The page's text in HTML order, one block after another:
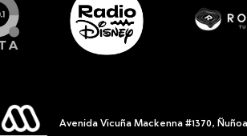
Avenida Vicuña Mackenna #1370,